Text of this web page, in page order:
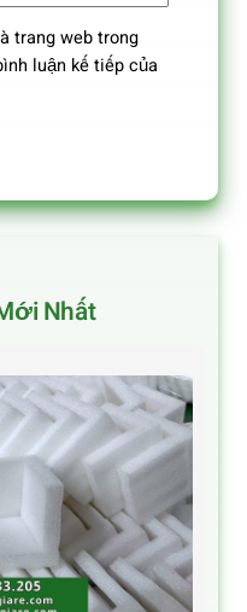
trang web trong
luận kế tiếp của
Nhất